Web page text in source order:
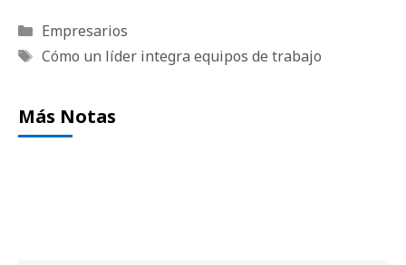
Categorías
Empresarios
Etiquetas
Cómo un líder integra equipos de trabajo
Más Notas